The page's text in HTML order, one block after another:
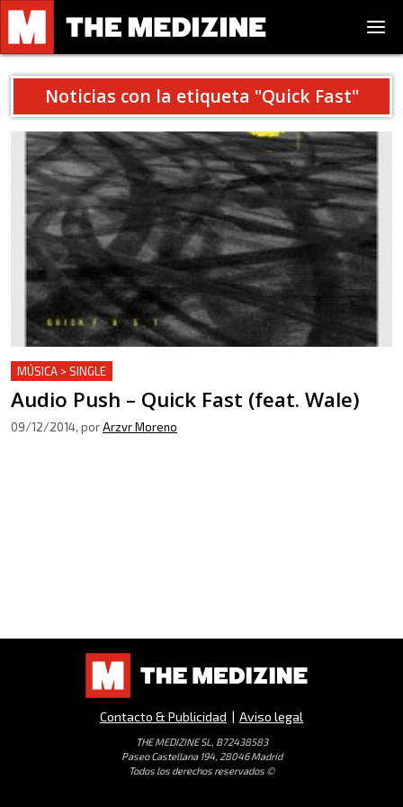
Noticias con la etiqueta "Quick Fast"
MÚSICA > SINGLE
Audio Push – Quick Fast (feat. Wale)
09/12/2014, porArzvr Moreno
Contacto & Publicidad | Aviso legal
THE MEDIZINE SL, B72438583
Paseo Castellana 194, 28046 Madrid
Todos los derechos reservados ©